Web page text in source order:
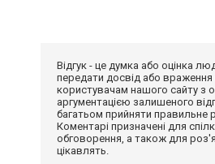
Відгук - це думка або оцінка
передати досвід або враження
користувачам нашого сайту з
аргументацією залишеного
багатьом прийняти правильне
Коментарі призначені для
обговорення, а також для
цікавлять.